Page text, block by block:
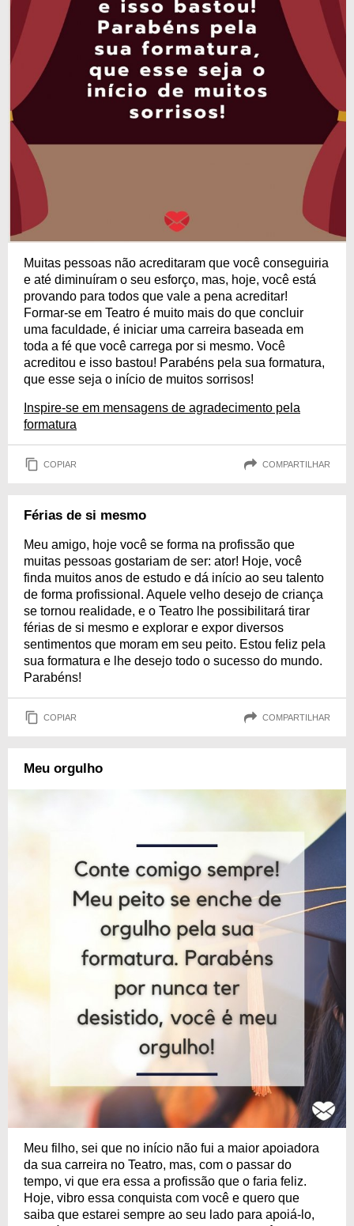
Muitas pessoas não acreditaram que você conseguiria
e até diminuíram o seu esforço, mas, hoje, você está
provando para todos que vale a pena acreditar!
Formar-se em Teatro é muito mais do que concluir
uma faculdade, é iniciar uma carreira baseada em
toda a fé que você carrega por si mesmo. Você
acreditou e isso bastou! Parabéns pela sua formatura,
que esse seja o início de muitos sorrisos!
Inspire-se em mensagens de agradecimento pela
formatura
COPIAR COMPARTILHAR
Férias de si mesmo
Meu amigo, hoje você se forma na profissão que
muitas pessoas gostariam de ser: ator! Hoje, você
finda muitos anos de estudo e dá início ao seu talento
de forma profissional. Aquele velho desejo de criança
se tornou realidade, e o Teatro lhe possibilitará tirar
férias de si mesmo e explorar e expor diversos
sentimentos que moram em seu peito. Estou feliz pela
sua formatura e lhe desejo todo o sucesso do mundo.
Parabéns!
COPIAR COMPARTILHAR
Meu orgulho
Meu filho, sei que no início não fui a maior apoiadora
da sua carreira no Teatro, mas, com o passar do
tempo, vi que era essa a profissão que o faria feliz.
Hoje, vibro essa conquista com você e quero que
saiba que estarei sempre ao seu lado para apoiá-lo,